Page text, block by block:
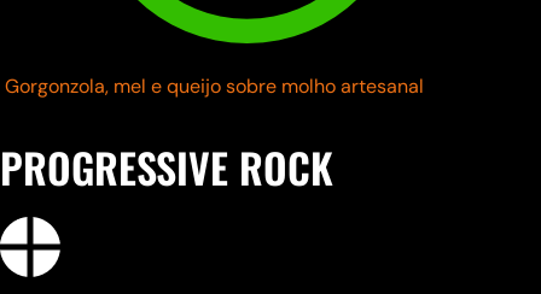
Gorgonzola, mel e queijo sobre molho artesanal
PROGRESSIVE ROCK